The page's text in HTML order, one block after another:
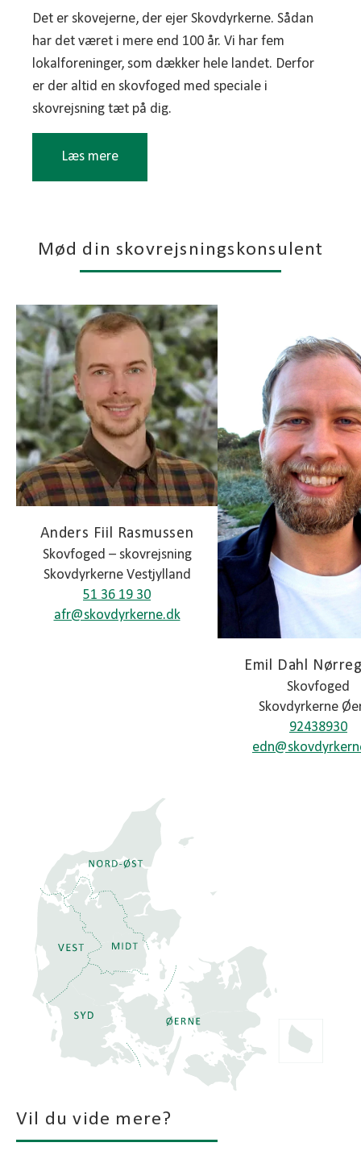
Det er skovejerne, der ejer Skovdyrkerne. Sådan
har det været i mere end 100 år. Vi har fem
lokalforeninger, som dækker hele landet. Derfor
er der altid en skovfoged med speciale i
skovrejsning tæt på dig.
Læs mere
småskovsforeninger. Vores fem lokalforeninger er
struktureret som nonprofit andelsselskaber.
Alene i 2024 rejste vi godt 500 hektar skov i
Danmark og kom over 4.000.000 planter i jorden.
Det svarer til hele det skovbevoksede areal i
Jægersborg Dyrehave.
Vores forretning består i øvrigt i
rådgivningsarbejde indenfor skovbrug, råtræ,
natur og biodiversitet, samt juletræer og
klippegrønt.
Mød din skovrejsningskonsulent
Anders Fiil Rasmussen
Skovfoged – skovrejsning
Skovdyrkerne Vestjylland
51 36 19 30
afr@skovdyrkerne.dk
Emil Dahl
Skovfoged
Skovdyrkerne
92438930
Vil du vide mere?